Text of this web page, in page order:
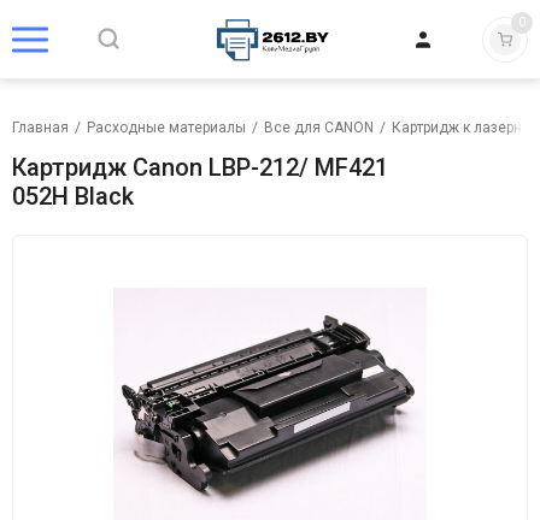
0
Главная / Расходные материалы / Все для CANON / Картридж к
Картридж Canon LBP-212/ MF421
052H Black